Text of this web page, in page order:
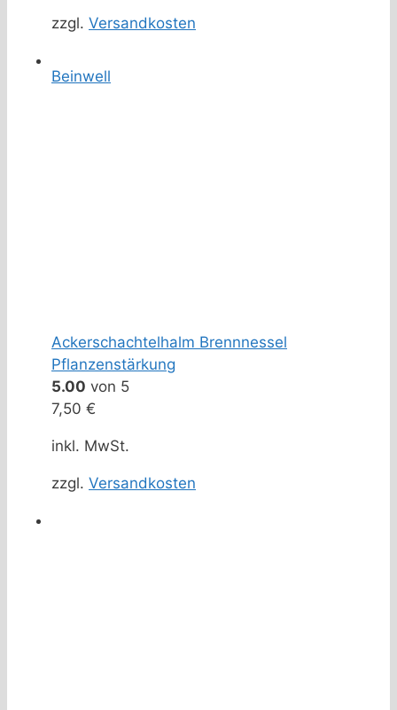
zzgl. Versandkosten
Beinwell
Ackerschachtelhalm Brennnessel
Pflanzenstärkung
5.00 von 5
7,50 €
inkl. MwSt.
zzgl. Versandkosten